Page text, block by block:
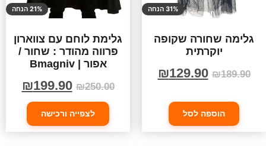
31% הנחה
גלימה שחורה שקופה
יוקרתית
₪189.90
₪129.90
הוספה לסל
21% הנחה
גלימת לוחם עם צווארון
פרווה מהודר : שחור /
אפור | Bmagniv
₪250.00
₪199.90
לצפייה ורכישה